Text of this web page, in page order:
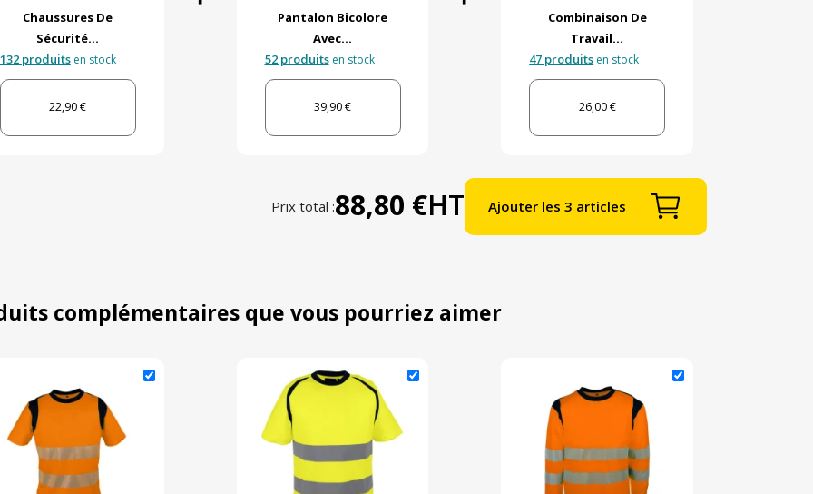
Chaussures De
Sécurité...
132 produitsen stock
22,90 €
Pantalon Bicolore
Avec...
52 produitsen stock
39,90 €
Combinaison De
Travail...
47 produits en stock
26,00 €
Prix total :88,80 €HT Ajouter les 3 articles
complémentaires que vous pourriez aimer